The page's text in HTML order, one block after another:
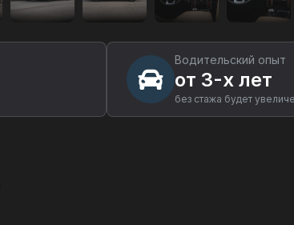
Водительский опыт
от 3-х лет
без стажа будет